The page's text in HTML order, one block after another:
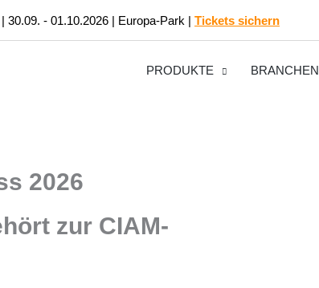
- 01.10.2026 | Europa-Park | Tickets sichern
PRODUKTE BRANCHEN
2026
zur CIAM-